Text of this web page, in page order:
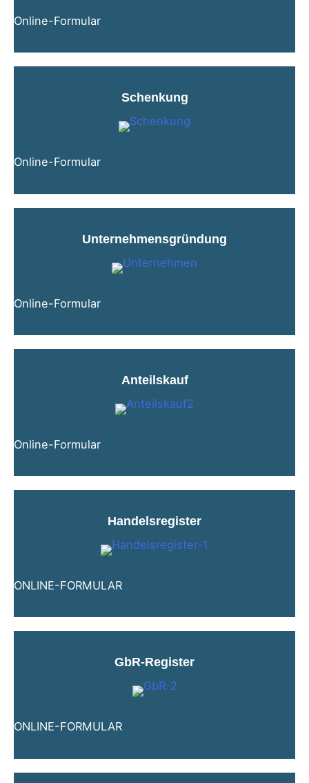
Online-Formular
Schenkung
Online-Formular
Unternehmensgründung
Online-Formular
Anteilskauf
Online-Formular
Handelsregister
ONLINE-FORMULAR
GbR-Register
ONLINE-FORMULAR